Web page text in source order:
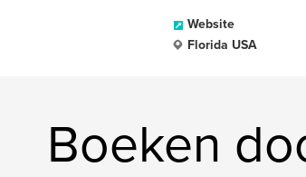
Website
Florida USA
Boeken